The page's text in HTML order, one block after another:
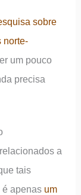
sobre
norte-
um pouco
precisa
a
tais
apenas um